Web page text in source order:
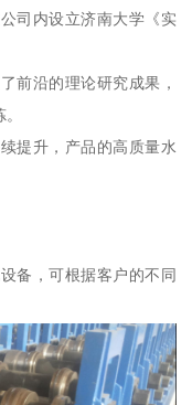
司内设立济南大学《实
前沿的理论研究成果，
提升，产品的高质量水
备，可根据客户的不同